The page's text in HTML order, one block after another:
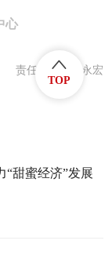
心
责任编辑：王永宏
“甜蜜经济”发展
TOP